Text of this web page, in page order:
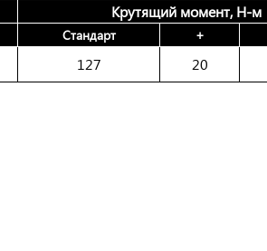
Крутящий момент, Н-м
Стандарт +
127 20